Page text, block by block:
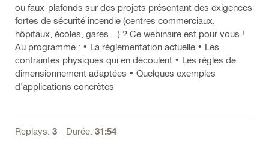
ou faux-plafonds sur des projets présentant des exigences
fortes de sécurité incendie (centres commerciaux,
hôpitaux, écoles, gares…) ? Ce webinaire est pour vous !
Au programme : • La règlementation actuelle • Les
contraintes physiques qui en découlent • Les règles de
dimensionnement adaptées • Quelques exemples
d'applications concrètes
Replays: 3 Durée: 31:54